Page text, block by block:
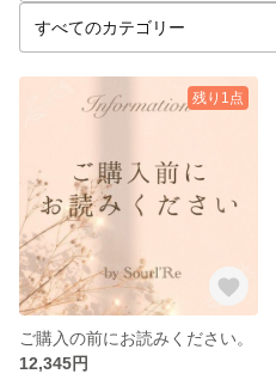
残り1点
ご購入の前にお読みください。
12,345円